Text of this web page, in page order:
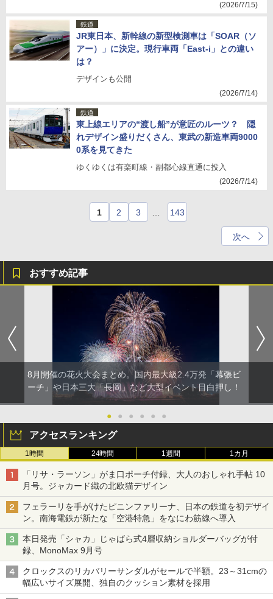
(2026/7/15)
鉄道
JR東日本、新幹線の新型検測車は「SOAR（ソ
アー）」に決定。現行車両「East-i」との違い
は？
デザインも公開
(2026/7/14)
鉄道
東上線エリアの“渡し船”が意匠のルーツ？ 隠
れデザイン盛りだくさん、東武の新造車両9000
0系を見てきた
ゆくゆくは有楽町線・副都心線直通に投入
(2026/7/14)
1 2 3 143
次へ
おすすめ記事
8月開催の花火大会まとめ。国内最大級2.4万発「幕張ビ
ーチ」や日本三大「長岡」など大型イベント目白押し！
● ● ● ● ● ●
アクセスランキング
1時間 24時間 1週間 1カ月
「リサ・ラーソン」がま口ポーチ付録、大人のおしゃれ手帖 10
月号。ジャカード織の北欧猫デザイン
フェラーリを手がけたピニンファリーナ、日本の鉄道を初デザイ
ン。南海電鉄が新たな「空港特急」をなにわ筋線へ導入
本日発売「シャカ」じゃばら式4層収納ショルダーバッグが付
録、MonoMax 9月号
クロックスのリカバリーサンダルがセールで半額。23～31cmの
幅広いサイズ展開、独自のクッション素材を採用